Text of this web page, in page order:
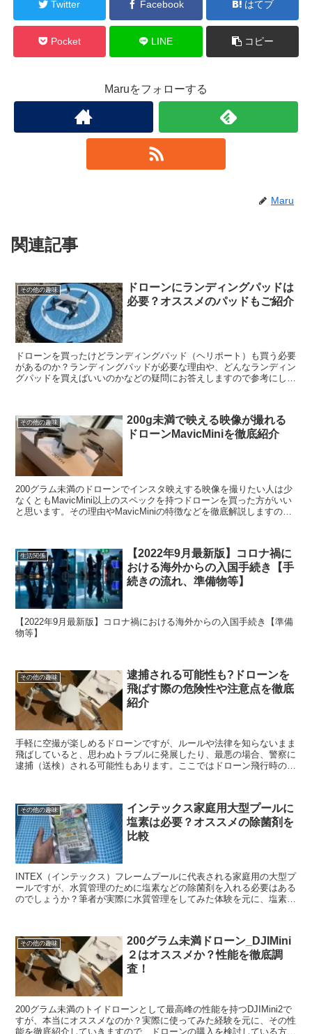
Twitter Facebook はてブ
Pocket LINE コピー
Maruをフォローする
Maru
関連記事
その他の趣味
ドローンにランディングパッドは
必要？オススメのパッドもご紹介
ドローンを買ったけどランディングパッド（ヘリポート）も買う必要
があるのか？ランディングパッドが必要な理由や、どんなランディン
グパッドを買えばいいのかなどの疑問にお答えしますので参考にして
その他の趣味
200g未満で映える映像が撮れる
ドローンMavicMiniを徹底紹介
200グラム未満のドローンでインスタ映えする映像を撮りたい人は少
なくともMavicMini以上のスペックを持つドローンを買った方がいい
と思います。その理由やMavicMiniの特徴などを徹底解説しますので
生活関係
【2022年9月最新版】コロナ禍に
おける海外からの入国手続き【手
続きの流れ、準備物等】
【2022年9月最新版】コロナ禍における海外からの入国手続き【準備
物等】
その他の趣味
逮捕される可能性も?ドローンを
飛ばす際の危険性や注意点を徹底
紹介
手軽に空撮が楽しめるドローンですが、ルールや法律を知らないまま
飛ばしていると、思わぬトラブルに発展したり、最悪の場合、警察に
逮捕（送検）される可能性もあります。ここではドローン飛行時の注
その他の趣味
インテックス家庭用大型プールに
塩素は必要？オススメの除菌剤を
比較
INTEX（インテックス）フレームプールに代表される家庭用の大型プ
ールですが、水質管理のために塩素などの除菌剤を入れる必要はある
のでしょうか？筆者が実際に水質管理をしてみた体験を元に、塩素が
その他の趣味
200グラム未満ドローン_DJIMini
２はオススメか？性能を徹底調
査！
200グラム未満のトイドローンとして最高峰の性能を持つDJIMini2で
すが、本当にオススメなのか？実際に使ってみた経験を元に、その性
能を徹底紹介していきますので、ドローンの購入を検討している方は